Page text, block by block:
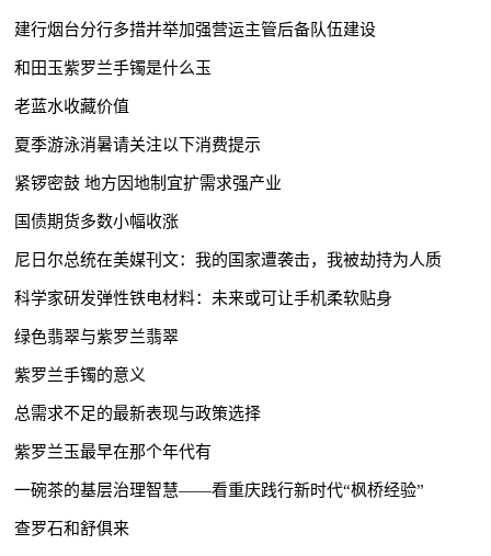
建行烟台分行多措并举加强营运主管后备队伍建设
和田玉紫罗兰手镯是什么玉
老蓝水收藏价值
夏季游泳消暑请关注以下消费提示
紧锣密鼓 地方因地制宜扩需求强产业
国债期货多数小幅收涨
尼日尔总统在美媒刊文：我的国家遭袭击，我被劫持为人质
科学家研发弹性铁电材料：未来或可让手机柔软贴身
绿色翡翠与紫罗兰翡翠
紫罗兰手镯的意义
总需求不足的最新表现与政策选择
紫罗兰玉最早在那个年代有
一碗茶的基层治理智慧——看重庆践行新时代“枫桥经验”
查罗石和舒俱来